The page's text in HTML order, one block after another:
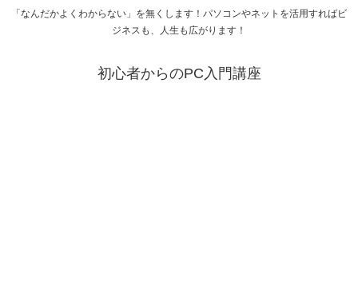
「なんだかよくわからない」を無くします！パソコンやネットを活用すればビ
ジネスも、人生も広がります！
初心者からのPC入門講座